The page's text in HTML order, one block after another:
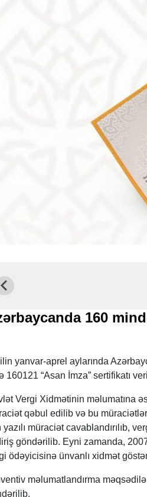
160
yanvar-aprel aylarında
160121 “Asan İmza” sertifikatı
Vergi Xidmətinin məlumatına
qəbul edilib və bu
yazılı müraciət cavablandırılıb,
göndərilib. Eyni zamanda,
ödəyicisinə ünvanlı xidmət
məlumatlandırma